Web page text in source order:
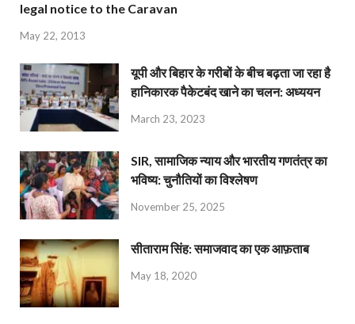
legal notice to the Caravan
May 22, 2013
यूपी और बिहार के गरीबों के बीच बढ़ता जा रहा है
हानिकारक पैकेटबंद खाने का चलन: अध्ययन
March 23, 2023
SIR, सामाजिक न्याय और भारतीय गणतंत्र का
भविष्य: चुनौतियों का विश्लेषण
November 25, 2025
सीताराम सिंह: समाजवाद का एक आफ़ताब
May 18, 2020